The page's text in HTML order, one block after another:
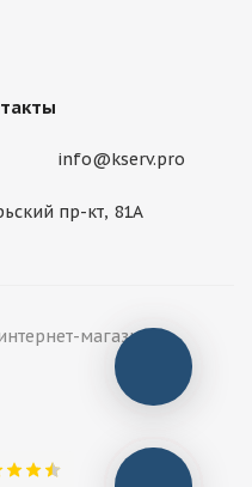
info@kserv.pro
пр-кт, 81А
магазин